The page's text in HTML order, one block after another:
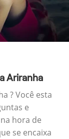
Ariranha
? Você esta
e
hora de
se encaixa